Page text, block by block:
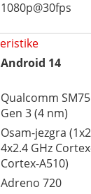
1080p@30fps
Android 14
Qualcomm
Gen 3 (4 nm)
Osam-jezgra
4x2.4 GHz
Cortex-A510)
Adreno 720